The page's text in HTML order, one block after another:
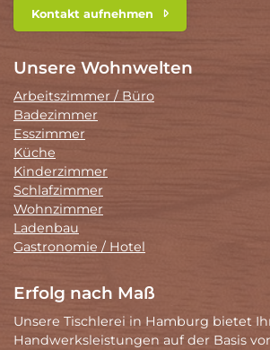
Kontakt aufnehmen
Unsere Wohnwelten
Arbeitszimmer / Büro
Badezimmer
Esszimmer
Küche
Kinderzimmer
Schlafzimmer
Wohnzimmer
Ladenbau
Gastronomie / Hotel
Erfolg nach Maß
Unsere Tischlerei in Hamburg bietet
Handwerksleistungen auf der Basis